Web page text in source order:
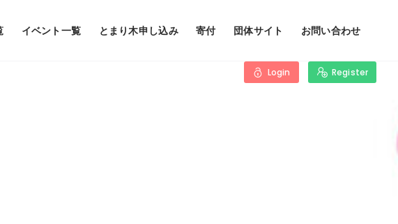
イベント一覧 とまり木申し込み 寄付 団体サイト お問い合わせ
Login Register